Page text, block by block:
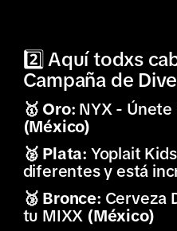
2️⃣ Aquí todxs
Campaña de
🥇 Oro: NYX -
(México)
🥈 Plata: Yoplait
diferentes y está
🥉 Bronce: Cerveza
tu MIXX (México)